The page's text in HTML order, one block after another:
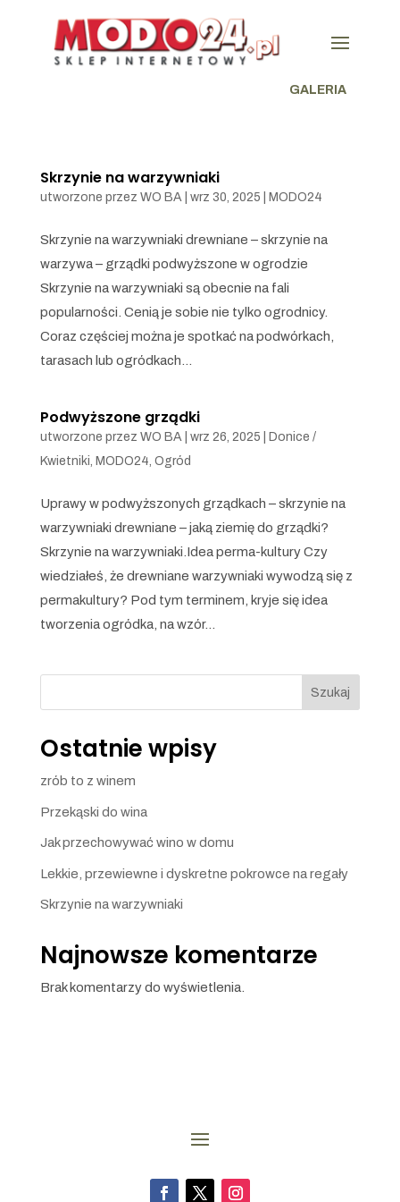
GALERIA
Skrzynie na warzywniaki
utworzone przez WO BA| wrz 30, 2025 MODO24
Skrzynie na warzywniaki drewniane – skrzynie na
warzywa – grządki podwyższone w ogrodzie
Skrzynie na warzywniaki są obecnie na fali
popularności. Cenią je sobie nie tylko ogrodnicy.
Coraz częściej można je spotkać na podwórkach,
tarasach lub ogródkach...
Podwyższone grządki
utworzone przez WO BA| wrz 26, 2025
Donice /
Kwietniki, MODO24, Ogród
Uprawy w podwyższonych grządkach – skrzynie na
warzywniaki drewniane – jaką ziemię do grządki?
Skrzynie na warzywniaki.Idea perma-kultury Czy
wiedziałeś, że drewniane warzywniaki wywodzą się z
permakultury? Pod tym terminem, kryje się idea
tworzenia ogródka, na wzór...
Szukaj
Ostatnie wpisy
zrób to z winem
Przekąski do wina
Jak przechowywać wino w domu
Lekkie, przewiewne i dyskretne pokrowce na regały
Skrzynie na warzywniaki
Najnowsze komentarze
Brak komentarzy do wyświetlenia.